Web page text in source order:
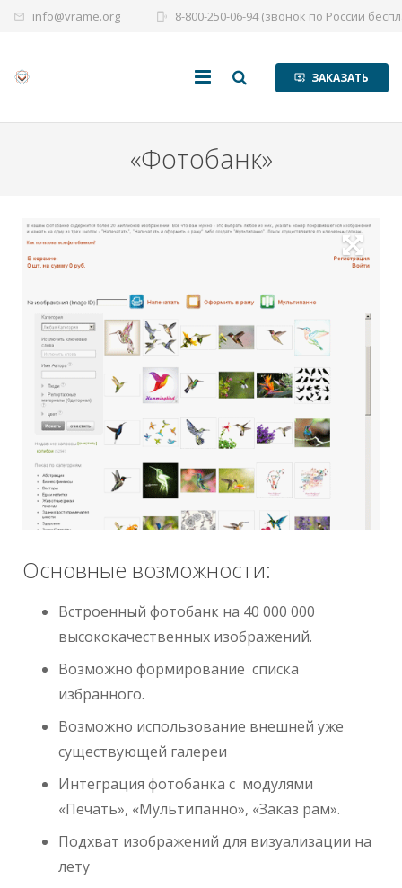
mail_outline info@vrame.org phonelink_ring 8-800-250-06-94 (звонок по России
Модули
Каталог
Сайты
Цены
Контакты
ЗАКАЗАТЬ
«Фотобанк»
Основные возможности:
Встроенный фотобанк на 40 000 000
высококачественных изображений.
Возможно формирование списка
избранного.
Возможно использование внешней уже
существующей галереи
Интеграция фотобанка с модулями
«Печать», «Мультипанно», «Заказ рам».
Подхват изображений для визуализации на
лету